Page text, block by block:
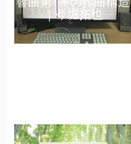
｜今堀拓也